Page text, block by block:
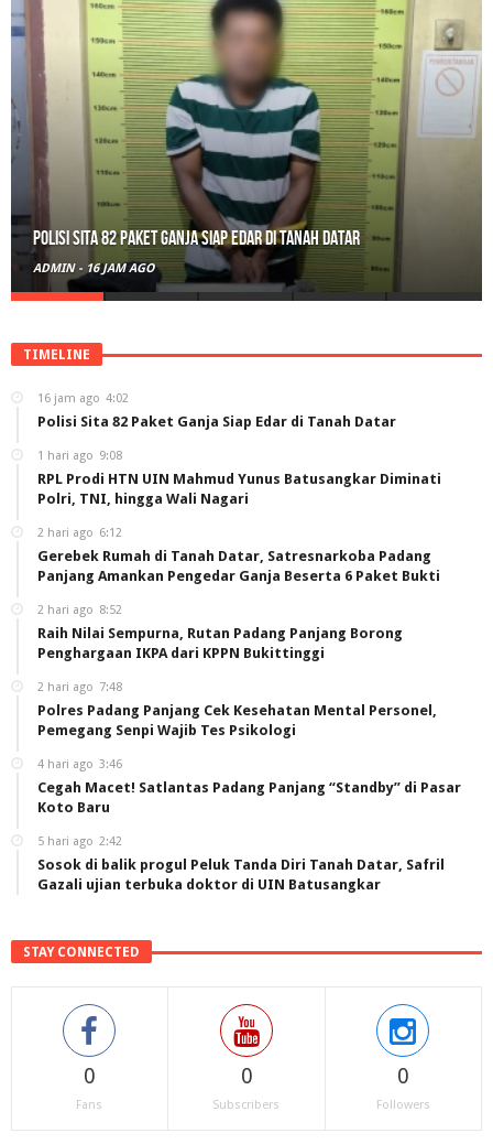
RPL Prodi HTN UIN Mahmud Yunus Batusangkar Diminati Polri, TNI,
hingga Wali Nagari
ADMIN - 1 HARI AGO
TIMELINE
16 jam ago 4:02
Polisi Sita 82 Paket Ganja Siap Edar di Tanah Datar
1 hari ago 9:08
RPL Prodi HTN UIN Mahmud Yunus Batusangkar Diminati
Polri, TNI, hingga Wali Nagari
2 hari ago 6:12
Gerebek Rumah di Tanah Datar, Satresnarkoba Padang
Panjang Amankan Pengedar Ganja Beserta 6 Paket Bukti
2 hari ago 8:52
Raih Nilai Sempurna, Rutan Padang Panjang Borong
Penghargaan IKPA dari KPPN Bukittinggi
2 hari ago 7:48
Polres Padang Panjang Cek Kesehatan Mental Personel,
Pemegang Senpi Wajib Tes Psikologi
4 hari ago 3:46
Cegah Macet! Satlantas Padang Panjang “Standby” di Pasar
Koto Baru
5 hari ago 2:42
Sosok di balik progul Peluk Tanda Diri Tanah Datar, Safril
Gazali ujian terbuka doktor di UIN Batusangkar
STAY CONNECTED
0
Fans
0
Subscribers
0
Followers